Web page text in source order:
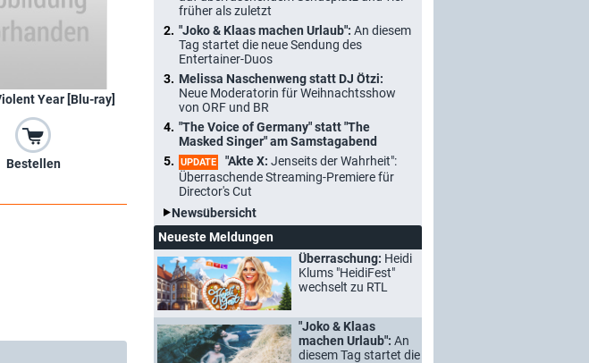
Year [Blu-ray]
Bestellen
früher als zuletzt
"Joko & Klaas machen Urlaub": An diesem
Tag startet die neue Sendung des
Entertainer-Duos
Melissa Naschenweng statt DJ Ötzi:
Neue Moderatorin für Weihnachtsshow
von ORF und BR
"The Voice of Germany" statt "The
Masked Singer" am Samstagabend
UPDATE "Akte X: Jenseits der Wahrheit":
Überraschende Streaming-Premiere für
Director's Cut
Newsübersicht
Neueste Meldungen
Überraschung: Heidi
Klums "HeidiFest"
wechselt zu RTL
"Joko & Klaas
machen Urlaub": An
diesem Tag startet die